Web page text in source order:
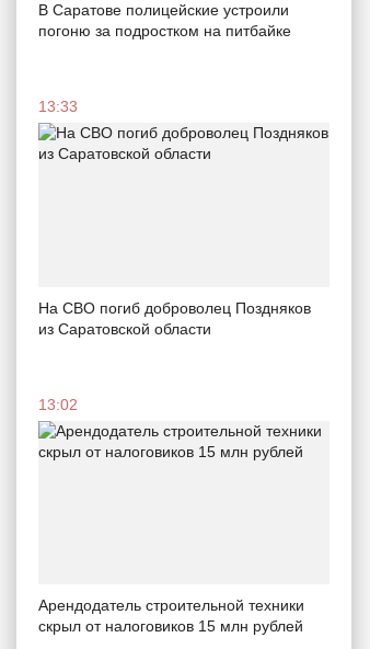
В Саратове полицейские устроили
погоню за подростком на питбайке
13:33
На СВО погиб доброволец Поздняков
из Саратовской области
13:02
Арендодатель строительной техники
скрыл от налоговиков 15 млн рублей